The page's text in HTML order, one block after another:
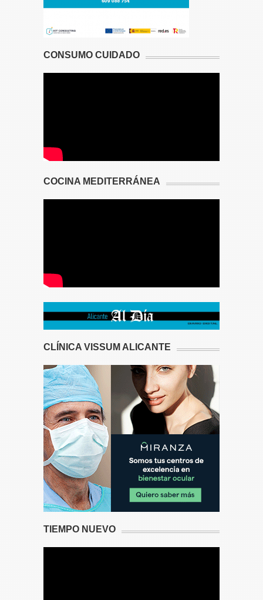
CONSUMO CUIDADO
COCINA MEDITERRÁNEA
CLÍNICA VISSUM ALICANTE
TIEMPO NUEVO